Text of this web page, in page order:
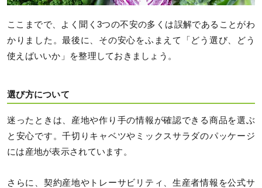
ここまでで、よく聞く3つの不安の多くは誤解であることがわ
かりました。最後に、その安心をふまえて「どう選び、どう
使えばいいか」を整理しておきましょう。
選び方について
迷ったときは、産地や作り手の情報が確認できる商品を選ぶ
と安心です。千切りキャベツやミックスサラダのパッケージ
には産地が表示されています。
さらに、契約産地やトレーサビリティ、生産者情報を公式サ